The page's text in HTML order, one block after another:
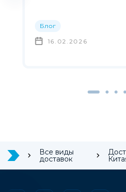
Блог
16.02.2026
Все виды
доставок